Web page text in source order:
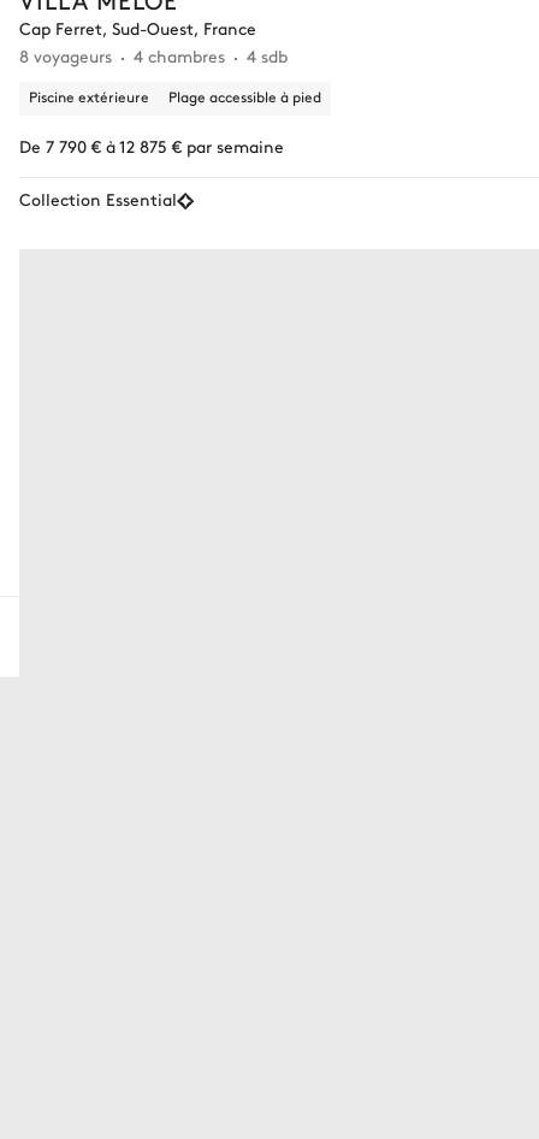
Cap Ferret, Sud-Ouest, France
8 voyageurs
4 chambres 4 sdb
Piscine extérieure Plage accessible à pied
De 7 790 € à 12 875 € par semaine
Collection Essential